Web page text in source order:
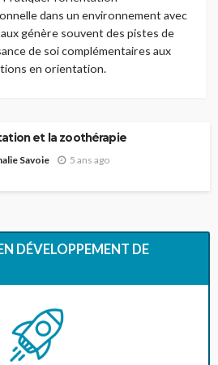
dans un environnement avec
génère souvent des pistes de
de soi complémentaires aux
en orientation.
et la zoothérapie
Savoie 5 ans ago
DÉVELOPPEMENT DE